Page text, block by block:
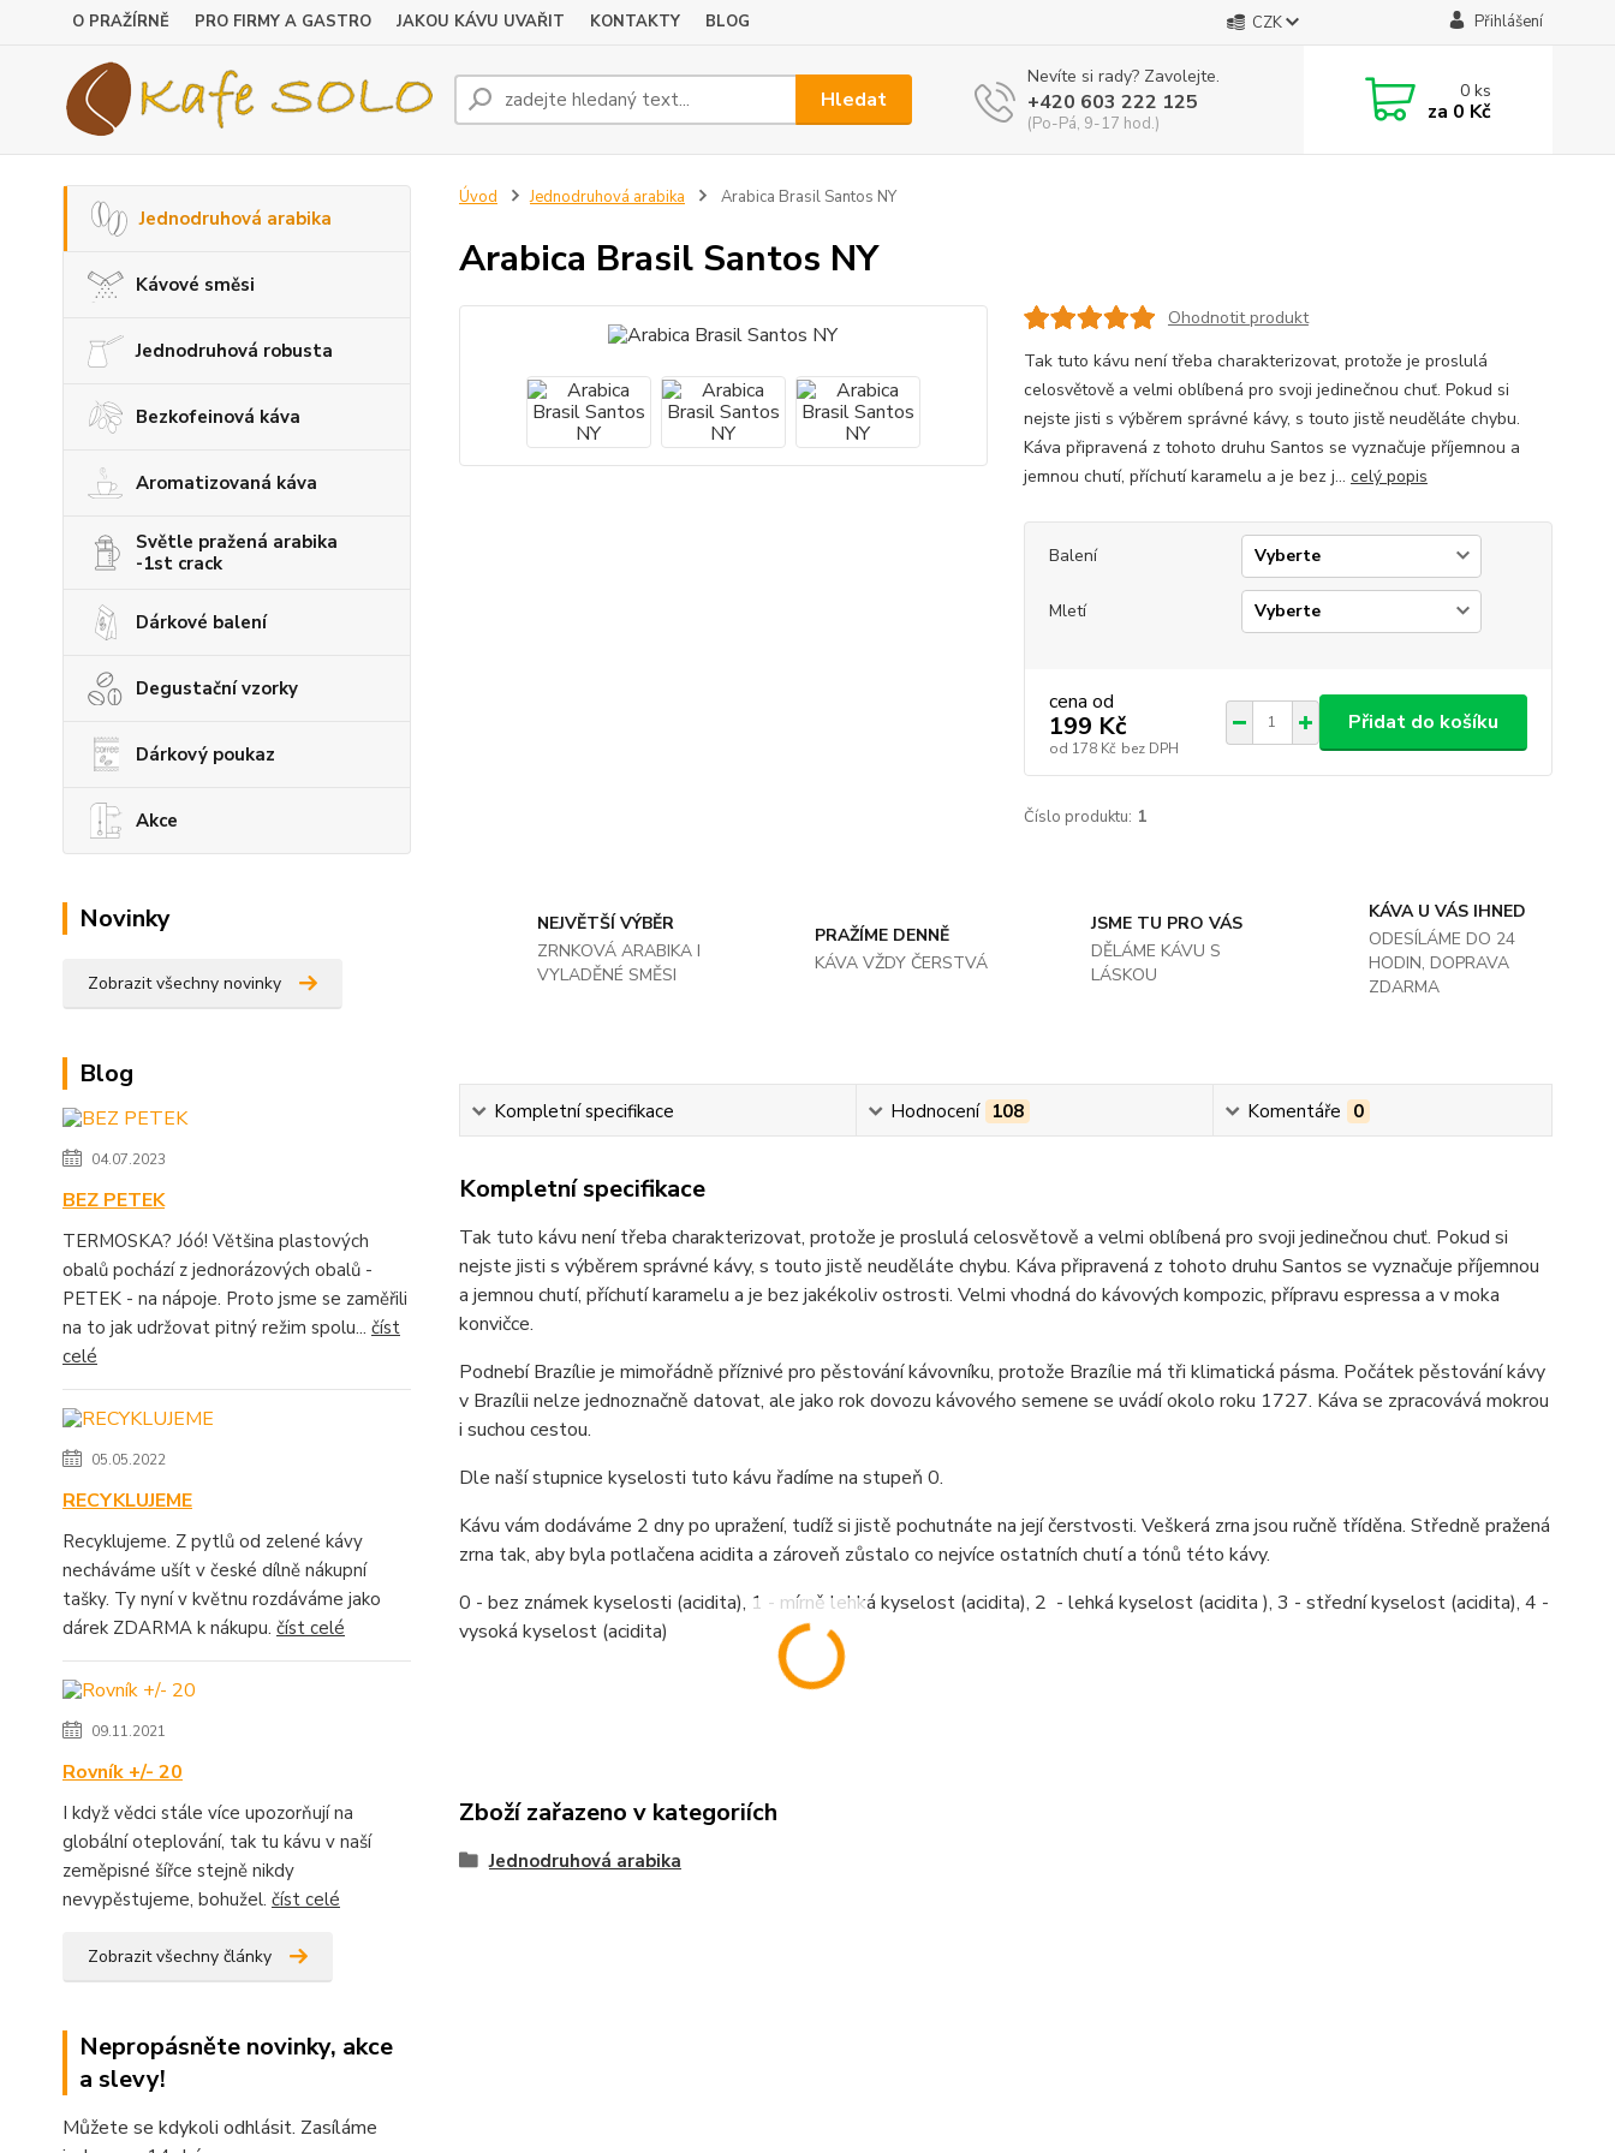
O PRAŽÍRNĚ PRO FIRMY A GASTRO JAKOU KÁVU UVAŘIT KONTAKTY BLOG CZK Přihlášení
Hledat
Nevíte si rady? Zavolejte.
+420 603 222 125
(Po-Pá, 9-17 hod.)
0ks
za 0 Kč
Jednodruhová arabika
Kávové směsi
Jednodruhová robusta
Bezkofeinová káva
Aromatizovaná káva
Světle pražená arabika
-1st crack
Dárkové balení
Degustační vzorky
Dárkový poukaz
Akce
Novinky
Zobrazit všechny novinky
Blog
04.07.2023
BEZ PETEK
TERMOSKA? Jóó! Většina plastových
obalů pochází z jednorázových obalů -
PETEK - na nápoje. Proto jsme se zaměřili
na to jak udržovat pitný režim spolu... číst
celé
05.05.2022
RECYKLUJEME
Recyklujeme. Z pytlů od zelené kávy
necháváme ušít v české dílně nákupní
tašky. Ty nyní v květnu rozdáváme jako
dárek ZDARMA k nákupu. číst celé
09.11.2021
Rovník +/- 20
I když vědci stále více upozorňují na
globální oteplování, tak tu kávu v naší
zeměpisné šířce stejně nikdy
nevypěstujeme, bohužel. číst celé
Zobrazit všechny články
Nepropásněte novinky, akce
a slevy!
Můžete se kdykoli odhlásit. Zasíláme
Úvod Jednodruhová arabika Arabica Brasil Santos NY
Arabica Brasil Santos NY
Ohodnotit produkt
Tak tuto kávu není třeba charakterizovat, protože je proslulá
celosvětově a velmi oblíbená pro svoji jedinečnou chuť. Pokud si
nejste jisti s výběrem správné kávy, s touto jistě neuděláte chybu.
Káva připravená z tohoto druhu Santos se vyznačuje příjemnou a
jemnou chutí, příchutí karamelu a je bez j... celý popis
Balení
Mletí
cena od
199 Kč
od 178 Kč bez DPH
Přidat do košíku
Číslo produktu: 1
NEJVĚTŠÍ VÝBĚR
ZRNKOVÁ ARABIKA I
VYLADĚNÉ SMĚSI
PRAŽÍME DENNĚ
KÁVA VŽDY ČERSTVÁ
JSME TU PRO VÁS
DĚLÁME KÁVU S
LÁSKOU
KÁVA U VÁS IHNED
ODESÍLÁME DO 24
HODIN, DOPRAVA
ZDARMA
Kompletní specifikace Hodnocení 108 Komentáře 0
Kompletní specifikace
Tak tuto kávu není třeba charakterizovat, protože je proslulá celosvětově a velmi oblíbená pro svoji jedinečnou chuť. Pokud si
nejste jisti s výběrem správné kávy, s touto jistě neuděláte chybu. Káva připravená z tohoto druhu Santos se vyznačuje příjemnou
a jemnou chutí, příchutí karamelu a je bez jakékoliv ostrosti. Velmi vhodná do kávových kompozic, přípravu espressa a v moka
konvičce.
Podnebí Brazílie je mimořádně příznivé pro pěstování kávovníku, protože Brazílie má tři klimatická pásma. Počátek pěstování kávy
v Brazílii nelze jednoznačně datovat, ale jako rok dovozu kávového semene se uvádí okolo roku 1727. Káva se zpracovává mokrou
i suchou cestou.
Dle naší stupnice kyselosti tuto kávu řadíme na stupeň 0.
Kávu vám dodáváme 2 dny po upražení, tudíž si jistě pochutnáte na její čerstvosti. Veškerá zrna jsou ručně tříděna. Středně pražená
zrna tak, aby byla potlačena acidita a zároveň zůstalo co nejvíce ostatních chutí a tónů této kávy.
0 - bez známek kyselosti (acidita), 1 - mírně lehká kyselost (acidita), 2 - lehká kyselost (acidita ), 3 - střední kyselost (acidita), 4 -
vysoká kyselost (acidita)
Zboží zařazeno v kategoriích
Jednodruhová arabika